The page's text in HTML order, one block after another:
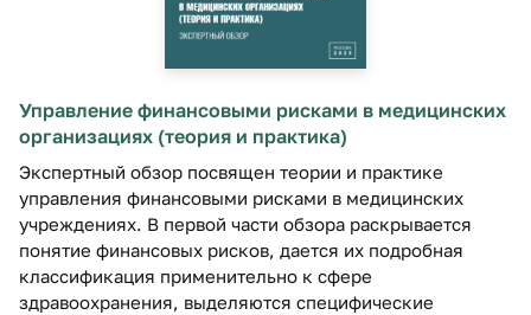
Управление финансовыми рисками в медицинских
организациях (теория и практика)
Экспертный обзор посвящен теории и практике
управления финансовыми рисками в медицинских
учреждениях. В первой части обзора раскрывается
понятие финансовых рисков, дается их подробная
классификация применительно к сфере
здравоохранения, выделяются специфические